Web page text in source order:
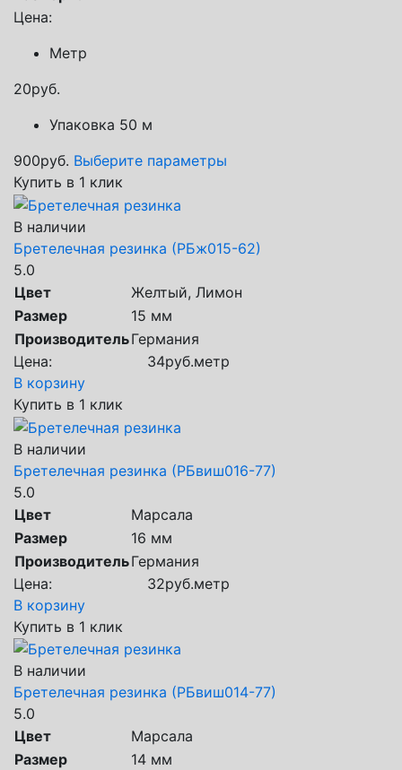
Цена:
Метр
20руб.
Упаковка 50 м
900руб. Выберите параметры
Купить в 1 клик
В наличии
Бретелечная резинка (РБж015-62)
5.0
Цвет
Желтый, Лимон
Размер
15 мм
ПроизводительГермания
Цена:
34руб.метр
В корзину
Купить в 1 клик
В наличии
Бретелечная резинка (РБвиш016-77)
5.0
Цвет
Марсала
Размер
16 мм
ПроизводительГермания
Цена:
32руб.метр
В корзину
Купить в 1 клик
В наличии
Бретелечная резинка (РБвиш014-77)
5.0
Цвет
Марсала
Размер
14 мм